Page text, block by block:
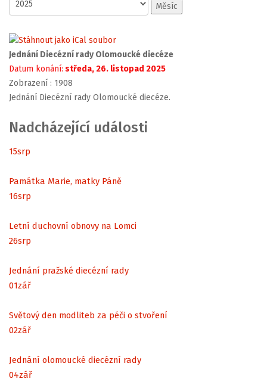
Měsíc
Jednání Diecézní rady Olomoucké diecéze
Datum konání: středa, 26. listopad 2025
Zobrazení : 1908
Jednání Diecézní rady Olomoucké diecéze.
Nadcházející události
15srp
Památka Marie, matky Páně
16srp
Letní duchovní obnovy na Lomci
26srp
Jednání pražské diecézní rady
01zář
Světový den modliteb za péči o stvoření
02zář
Jednání olomoucké diecézní rady
04zář